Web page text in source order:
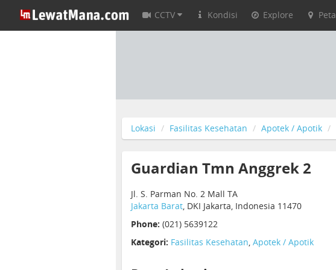
CCTV Kondisi Explore Peta
Lokasi Fasilitas Kesehatan Apotek / Apotik
Guardian Tmn Anggrek 2
Jl. S. Parman No. 2 Mall TA
Jakarta Barat, DKI Jakarta, Indonesia 11470
Phone: (021) 5639122
Kategori: Fasilitas Kesehatan, Apotek / Apotik